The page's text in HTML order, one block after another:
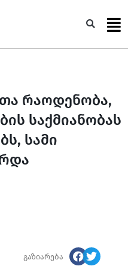
რაოდენობა,
საქმიანობას
სამი
გაზიარება